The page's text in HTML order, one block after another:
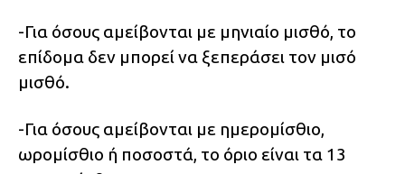
-Για όσους αμείβονται με μηνιαίο μισθό, το
επίδομα δεν μπορεί να ξεπεράσει τον μισό
μισθό.
-Για όσους αμείβονται με ημερομίσθιο,
ωρομίσθιο ή ποσοστά, το όριο είναι τα 13